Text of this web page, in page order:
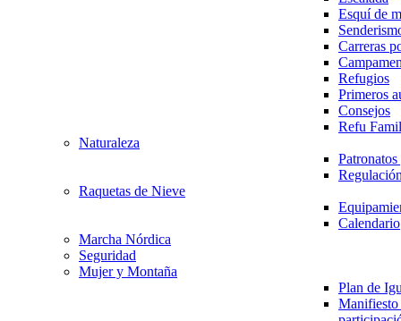
Esquí de
Carreras
Refugios
Primeros
Consejos
Refu
Naturaleza
Raquetas de Nieve
Calendario
Marcha Nórdica
Seguridad
Mujer y Montaña
Plan de